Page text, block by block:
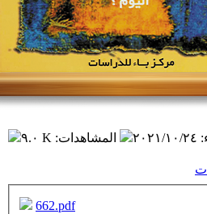
المشاهدات:٩.٠ K